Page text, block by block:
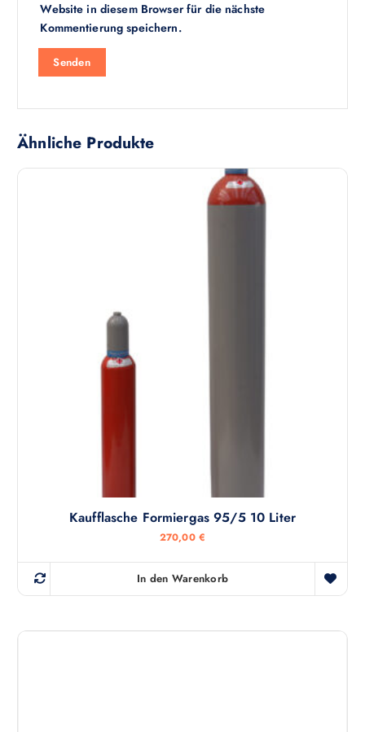
Website in diesem Browser für die nächste
Kommentierung speichern.
Ähnliche Produkte
Kaufflasche Formiergas 95/5 10 Liter
270,00 €
In den Warenkorb